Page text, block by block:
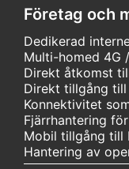
Företag och
Dedikerad
Multi-homed 4G
Direkt åtkomst
Direkt tillgång
Konnektivitet
Fjärrhantering
Mobil tillgång till
Hantering av